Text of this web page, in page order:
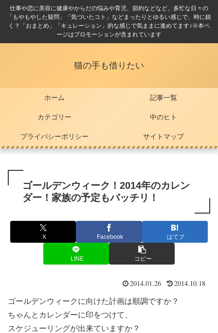
仕事や恋に美容に健康やからだの悩みや育児、節約などなど。多忙な日々の
「もやもやした疑問」「気づいたコト」などまったりとゆるい感じで、時に鋭
く？「おまとめ」「キュレーション」的な感じで気ままに進めてます♪※本ペ
ージはプロモーションが含まれています
猫の手も借りたい
ホーム 記事一覧
カテゴリー 中のヒト
プライバシーポリシー サイトマップ
ゴールデンウィーク！2014年のカレン
ダー！家族の予定もバッチリ！
X Facebook はてブ
LINE コピー
2014.01.26 2014.10.18
ゴールデンウィークに向けた計画は順調ですか？
ちゃんとカレンダーに印をつけて、
スケジューリングが出来ていますか？